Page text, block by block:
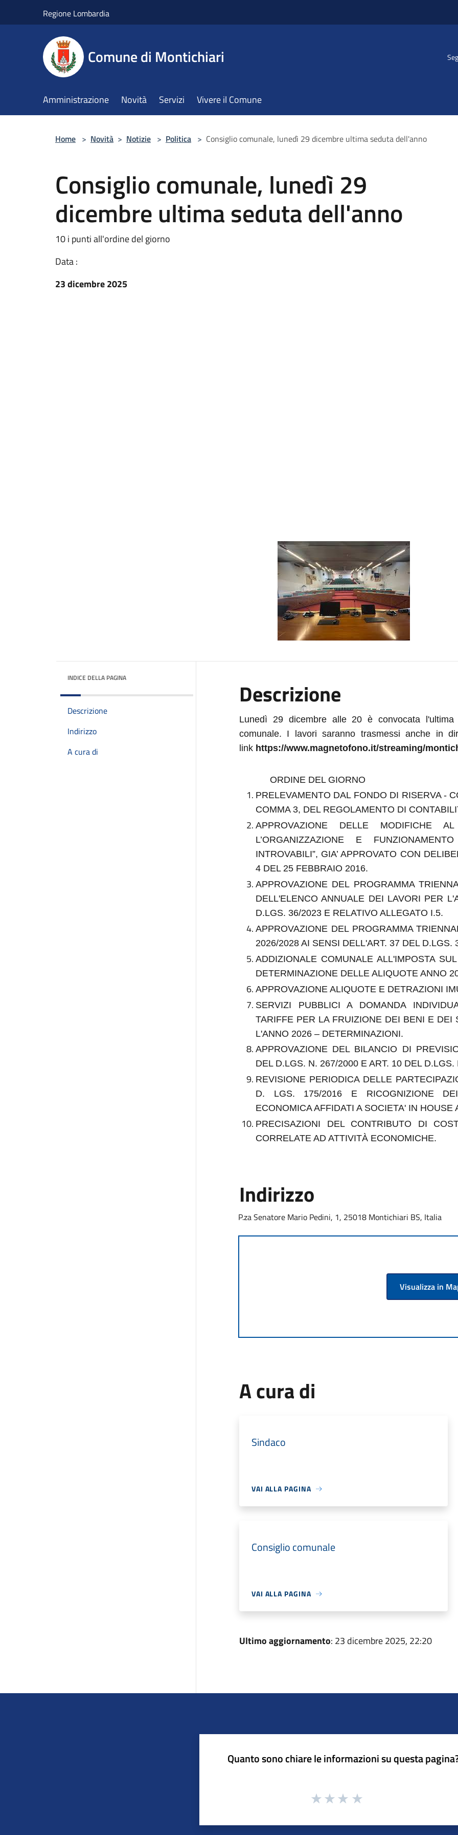
Regione Lombardia
Comune di Montichiari
Amministrazione Novità Servizi Vivere il Comune
Home > Novità > Notizie > Politica > Consiglio comunale, lunedì 29 dicembre ultima seduta dell'anno
Consiglio comunale, lunedì 29
dicembre ultima seduta dell'anno
10 i punti all'ordine del giorno
Data :
23 dicembre 2025
INDICE DELLA PAGINA
Descrizione
Indirizzo
A cura di
Descrizione
Lunedì 29 dicembre alle 20 è convocata
comunale. I lavori saranno trasmessi anche in
link https://www.magnetofono.it/streaming/
ORDINE DEL GIORNO
PRELEVAMENTO DAL FONDO DI RISERVA -
COMMA 3, DEL REGOLAMENTO DI
APPROVAZIONE DELLE MODIFICHE
L’ORGANIZZAZIONE E
INTROVABILI”, GIA’ APPROVATO CON
4 DEL 25 FEBBRAIO 2016.
APPROVAZIONE DEL PROGRAMMA
DELL'ELENCO ANNUALE DEI LAVORI PER
D.LGS. 36/2023 E RELATIVO ALLEGATO I.5.
APPROVAZIONE DEL PROGRAMMA
2026/2028 AI SENSI DELL'ART. 37 DEL
ADDIZIONALE COMUNALE ALL'IMPOSTA
DETERMINAZIONE DELLE ALIQUOTE ANNO
APPROVAZIONE ALIQUOTE E DETRAZIONI
SERVIZI PUBBLICI A DOMANDA
TARIFFE PER LA FRUIZIONE DEI BENI E DEI
L'ANNO 2026 – DETERMINAZIONI.
APPROVAZIONE DEL BILANCIO DI
DEL D.LGS. N. 267/2000 E ART. 10 DEL D.LGS.
REVISIONE PERIODICA DELLE
D. LGS. 175/2016 E RICOGNIZIONE
ECONOMICA AFFIDATI A SOCIETA' IN
PRECISAZIONI DEL CONTRIBUTO DI
CORRELATE AD ATTIVITÀ ECONOMICHE.
Indirizzo
P.za Senatore Mario Pedini, 1, 25018 Montichiari BS, Italia
Visualizza in
A cura di
Sindaco
VAI ALLA PAGINA
Consiglio comunale
VAI ALLA PAGINA
Ultimo aggiornamento: 23 dicembre 2025, 22:20
Quanto sono chiare le informazioni su questa